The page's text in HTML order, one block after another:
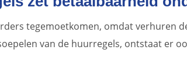
tegemoetkomen, omdat verhuren
van de huurregels, ontstaat er